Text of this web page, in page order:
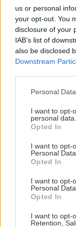
us or personal
your opt-out. You
disclosure of your
IAB’s list of
also be disclosed
Downstream
Personal
I want to opt-
personal data.
Opted In
I want to opt-
Personal Data.
Opted In
I want to opt-
Personal
Opted In
I want to opt-
Retention,
φιέστες στα
ανάγκες των
ΑΘΛΗΤΙΚΑ
Γιούχτας:
Κεφαλονιά:
πρώτα
ΕΛΛΑΔΑ
το κεφάλι
ΑΘΛΗΤΙΚΑ
ο